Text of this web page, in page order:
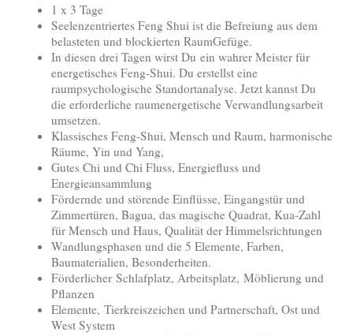
1 x 3 Tage
Seelenzentriertes Feng Shui ist die Befreiung aus dem
belasteten und blockierten RaumGefüge.
In diesen drei Tagen wirst Du ein wahrer Meister für
energetisches Feng-Shui. Du erstellst eine
raumpsychologische Standortanalyse. Jetzt kannst Du
die erforderliche raumenergetische Verwandlungsarbeit
umsetzen.
Klassisches Feng-Shui, Mensch und Raum, harmonische
Räume, Yin und Yang,
Gutes Chi und Chi Fluss, Energiefluss und
Energieansammlung
Fördernde und störende Einflüsse, Eingangstür und
Zimmertüren, Bagua, das magische Quadrat, Kua-Zahl
für Mensch und Haus, Qualität der Himmelsrichtungen
Wandlungsphasen und die 5 Elemente, Farben,
Baumaterialien, Besonderheiten.
Förderlicher Schlafplatz, Arbeitsplatz, Möblierung und
Pflanzen
Elemente, Tierkreiszeichen und Partnerschaft, Ost und
West System